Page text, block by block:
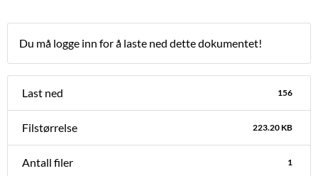
Du må logge inn for å laste ned dette dokumentet!
Last ned 156
Filstørrelse 223.20 KB
Antall filer 1